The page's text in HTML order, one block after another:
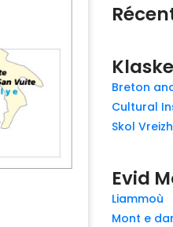
Breton
Cultural
Skol Vreizh
Evid
Liammoù
Mont e